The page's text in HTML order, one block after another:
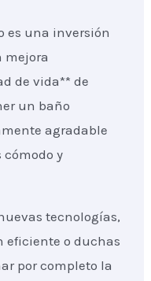
es una inversión
mejora
de vida** de
un baño
agradable
cómodo y
tecnologías,
eficiente o duchas
por completo la